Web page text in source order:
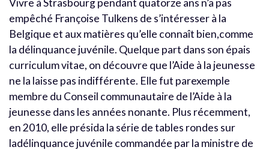
empêché Françoise Tulkens de s’intéresser à la
Belgique et aux matières qu’elle connaît bien,comme
la délinquance juvénile. Quelque part dans son épais
curriculum vitae, on découvre que l’Aide à la jeunesse
ne la laisse pas indifférente. Elle fut parexemple
membre du Conseil communautaire de l’Aide à la
jeunesse dans les années nonante. Plus récemment,
en 2010, elle présida la série de tables rondes sur
ladélinquance juvénile commandée par la ministre de